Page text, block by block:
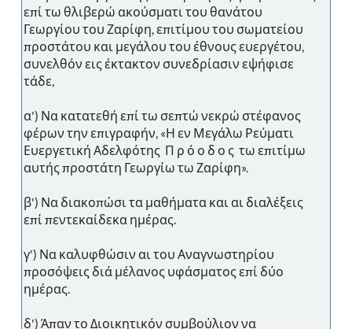
επί τω θλιβερώ ακούσματι του θανάτου
Γεωργίου του Ζαρίφη, επιτίμου του σωματείου
προστάτου και μεγάλου του έθνους ευεργέτου,
συνελθόν εις έκτακτον συνεδρίασιν εψήφισε
τάδε,
α') Να κατατεθή επί τω σεπτώ νεκρώ στέφανος
φέρων την επιγραφήν, «Η εν Μεγάλω Ρεύματι
Ευεργετική Αδελφότης Π ρ ό ο δ ο ς τω επιτίμω
αυτής προστάτη Γεωργίω τω Ζαρίφη».
β') Να διακοπώσι τα μαθήματα και αι διαλέξεις
επί πεντεκαίδεκα ημέρας.
γ') Να καλυφθώσιν αι του Αναγνωστηρίου
προσόψεις διά μέλανος υφάσματος επί δύο
ημέρας.
δ') Άπαν το Διοικητικόν συμβούλιον να